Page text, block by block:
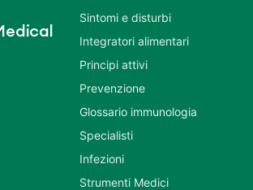
Sintomi e disturbi
Integratori alimentari
Principi attivi
Prevenzione
Glossario immunologia
Specialisti
Infezioni
Strumenti Medici